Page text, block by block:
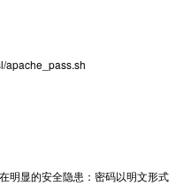
明显的安全隐患：密码以明文形式